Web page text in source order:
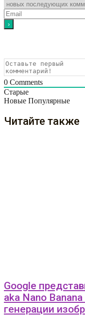
0 Comments
Старые
Новые Популярные
Читайте также
Google
aka Nano
генерации